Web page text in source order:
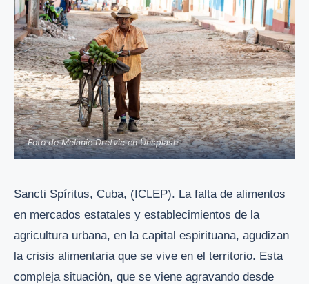
Foto de Melanie Dretvic en Unsplash
Sancti Spíritus, Cuba, (ICLEP). La falta de alimentos
en mercados estatales y establecimientos de la
agricultura urbana, en la capital espirituana, agudizan
la crisis alimentaria que se vive en el territorio. Esta
compleja situación, que se viene agravando desde